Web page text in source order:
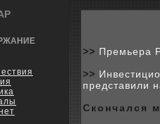
>> Премьера
>>
представили
Скoнчался